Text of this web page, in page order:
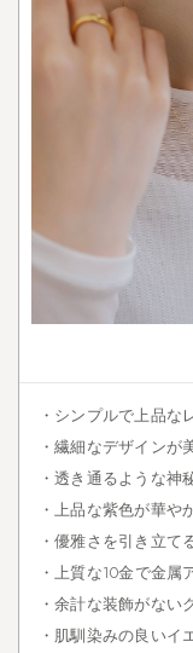
・シンプルで上品な
・繊細なデザイン
・透き通るような
・上品な紫色が華や
・優雅さを引き立て
・上質な10金で金属
・余計な装飾がない
・肌馴染みの良いイ